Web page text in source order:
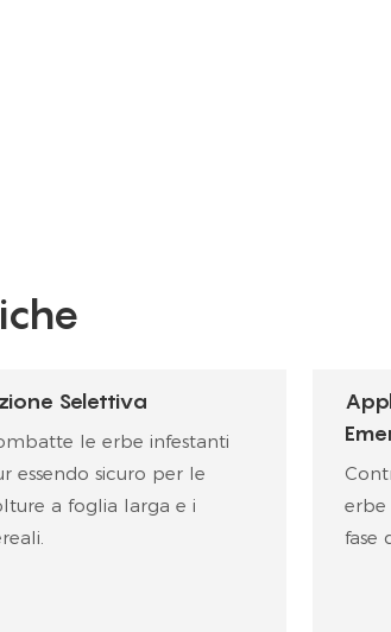
Selettiva
le erbe infestanti
essendo sicuro per le
a foglia larga e i
erbe
fase